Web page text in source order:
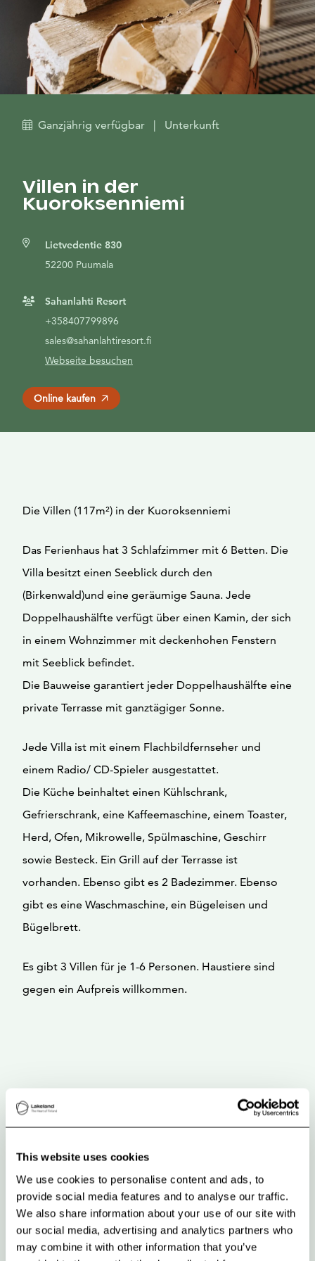
This website uses cookies
We use cookies to personalise content and ads, to
provide social media features and to analyse our traffic.
We also share information about your use of our site with
our social media, advertising and analytics partners who
may combine it with other information that you’ve
Ganzjährig verfügbar | Unterkunft
Villen in der
Kuoroksenniemi
Lietvedentie 830
52200 Puumala
Sahanlahti Resort
+358407799896
sales@sahanlahtiresort.fi
Webseite besuchen
Online kaufen
Die Villen (117m²) in der Kuoroksenniemi
Das Ferienhaus hat 3 Schlafzimmer mit 6 Betten. Die
Villa besitzt einen Seeblick durch den
(Birkenwald)und eine geräumige Sauna. Jede
Doppelhaushälfte verfügt über einen Kamin, der sich
in einem Wohnzimmer mit deckenhohen Fenstern
mit Seeblick befindet.
Die Bauweise garantiert jeder Doppelhaushälfte eine
private Terrasse mit ganztägiger Sonne.
Jede Villa ist mit einem Flachbildfernseher und
einem Radio/ CD-Spieler ausgestattet.
Die Küche beinhaltet einen Kühlschrank,
Gefrierschrank, eine Kaffeemaschine, einem Toaster,
Herd, Ofen, Mikrowelle, Spülmaschine, Geschirr
sowie Besteck. Ein Grill auf der Terrasse ist
vorhanden. Ebenso gibt es 2 Badezimmer. Ebenso
gibt es eine Waschmaschine, ein Bügeleisen und
Bügelbrett.
Es gibt 3 Villen für je 1-6 Personen. Haustiere sind
gegen ein Aufpreis willkommen.